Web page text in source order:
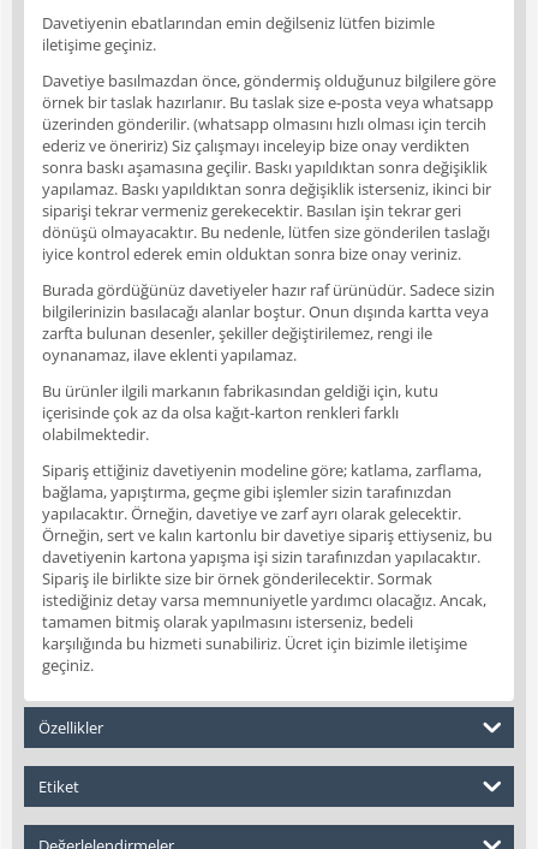
Davetiyenin ebatlarından emin değilseniz lütfen bizimle
iletişime geçiniz.
Davetiye basılmazdan önce, göndermiş olduğunuz bilgilere göre
örnek bir taslak hazırlanır. Bu taslak size e-posta veya whatsapp
üzerinden gönderilir. (whatsapp olmasını hızlı olması için tercih
ederiz ve öneririz) Siz çalışmayı inceleyip bize onay verdikten
sonra baskı aşamasına geçilir. Baskı yapıldıktan sonra değişiklik
yapılamaz. Baskı yapıldıktan sonra değişiklik isterseniz, ikinci bir
siparişi tekrar vermeniz gerekecektir. Basılan işin tekrar geri
dönüşü olmayacaktır. Bu nedenle, lütfen size gönderilen taslağı
iyice kontrol ederek emin olduktan sonra bize onay veriniz.
Burada gördüğünüz davetiyeler hazır raf ürünüdür. Sadece sizin
bilgilerinizin basılacağı alanlar boştur. Onun dışında kartta veya
zarfta bulunan desenler, şekiller değiştirilemez, rengi ile
oynanamaz, ilave eklenti yapılamaz.
Bu ürünler ilgili markanın fabrikasından geldiği için, kutu
içerisinde çok az da olsa kağıt-karton renkleri farklı
olabilmektedir.
Sipariş ettiğiniz davetiyenin modeline göre; katlama, zarflama,
bağlama, yapıştırma, geçme gibi işlemler sizin tarafınızdan
yapılacaktır. Örneğin, davetiye ve zarf ayrı olarak gelecektir.
Örneğin, sert ve kalın kartonlu bir davetiye sipariş ettiyseniz, bu
davetiyenin kartona yapışma işi sizin tarafınızdan yapılacaktır.
Sipariş ile birlikte size bir örnek gönderilecektir. Sormak
istediğiniz detay varsa memnuniyetle yardımcı olacağız. Ancak,
tamamen bitmiş olarak yapılmasını isterseniz, bedeli
karşılığında bu hizmeti sunabiliriz. Ücret için bizimle iletişime
geçiniz.
Özellikler
Etiket